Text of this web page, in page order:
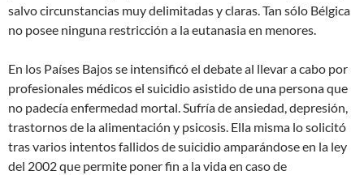
salvo circunstancias muy delimitadas y claras. Tan sólo Bélgica
no posee ninguna restricción a la eutanasia en menores.
En los Países Bajos se intensificó el debate al llevar a cabo por
profesionales médicos el suicidio asistido de una persona que
no padecía enfermedad mortal. Sufría de ansiedad, depresión,
trastornos de la alimentación y psicosis. Ella misma lo solicitó
tras varios intentos fallidos de suicidio amparándose en la ley
del 2002 que permite poner fin a la vida en caso de